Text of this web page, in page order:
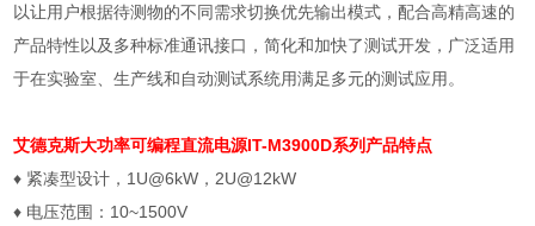
以让用户根据待测物的不同需求切换优先输出模式，配合高精高速的
产品特性以及多种标准通讯接口，简化和加快了测试开发，广泛适用
于在实验室、生产线和自动测试系统用满足多元的测试应用。
艾德克斯大功率可编程直流电源IT-M3900D系列产品特点
♦ 紧凑型设计，1U@6kW，2U@12kW
♦ 电压范围：10~1500V